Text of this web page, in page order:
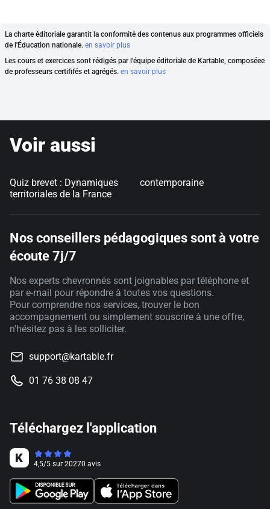
La charte éditoriale garantit la conformité des contenus aux programmes officiels
de l'Éducation nationale. en savoir plus
Les cours et exercices sont rédigés par l'équipe éditoriale de Kartable, composéee
de professeurs certififés et agrégés. en savoir plus
Voir aussi
Quiz brevet : Dynamiques
territoriales de la France
contemporaine
Nos conseillers pédagogiques sont à votre
écoute 7j/7
Nos experts chevronnés sont joignables par téléphone et
par e-mail pour répondre à toutes vos questions.
Pour comprendre nos services, trouver le bon
accompagnement ou simplement souscrire à une offre,
n'hésitez pas à les solliciter.
support@kartable.fr
01 76 38 08 47
Téléchargez l'application
4,5/5 sur 20270 avis